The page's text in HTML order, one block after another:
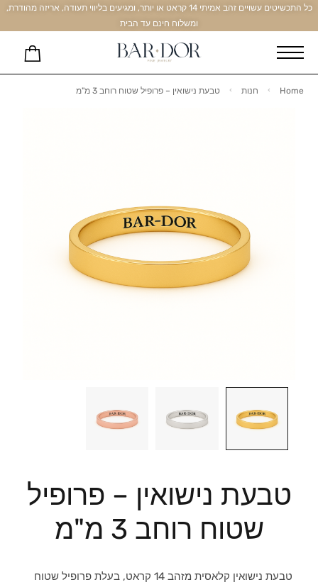
כל התכשיטים עשויים זהב אמיתי 14 קראט או יותר, ומגיעים בליווי תעודה, אריזה מהודרת,
ומשלוח חינם עד הבית
Home חנות טבעת נישואין – פרופיל שטוח רוחב 3 מ"מ
טבעת נישואין – פרופיל
שטוח רוחב 3 מ"מ
טבעת נישואין קלאסית מזהב 14 קראט, בעלת פרופיל שטוח